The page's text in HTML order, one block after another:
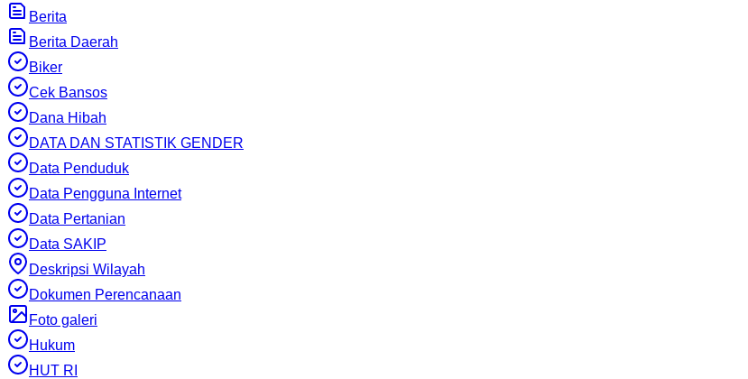
Berita
Berita Daerah
Biker
Cek Bansos
Dana Hibah
DATA DAN STATISTIK GENDER
Data Penduduk
Data Pengguna Internet
Data Pertanian
Data SAKIP
Deskripsi Wilayah
Dokumen Perencanaan
Foto galeri
Hukum
HUT RI